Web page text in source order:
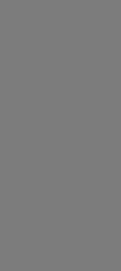
polystyreen /